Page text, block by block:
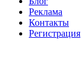
Реклама
Контакты
Регистрация